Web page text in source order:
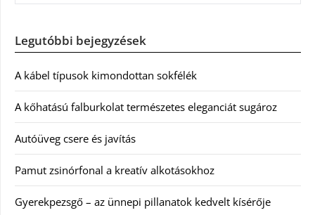
Legutóbbi bejegyzések
A kábel típusok kimondottan sokfélék
A kőhatású falburkolat természetes eleganciát sugároz
Autóüveg csere és javítás
Pamut zsinórfonal a kreatív alkotásokhoz
Gyerekpezsgő – az ünnepi pillanatok kedvelt kísérője